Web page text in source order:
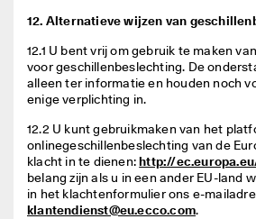
12. Alternatieve wijzen van
12.1 U bent vrij om gebruik te maken
voor geschillenbeslechting. De
alleen ter informatie en houden noch
enige verplichting in.
12.2 U kunt gebruikmaken van het
onlinegeschillenbeslechting van de
klacht in te dienen: http://
belang zijn als u in een ander EU-land
in het klachtenformulier ons e-
klantendienst@eu.ecco.com.